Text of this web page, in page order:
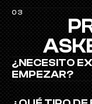
03
¿NECESITO
EMPEZAR?